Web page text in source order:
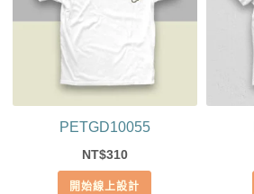
PETGD10055
NT$310
開始線上設計